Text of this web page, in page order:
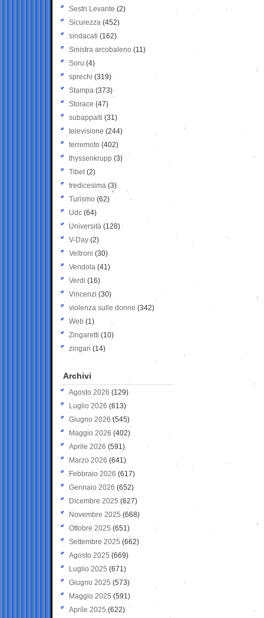
Sestri Levante (2)
Sicurezza (452)
sindacati (162)
Sinistra arcobaleno (11)
Soru (4)
sprechi (319)
Stampa (373)
Storace (47)
subappalti (31)
televisione(244)
terremoto (402)
thyssenkrupp (3)
Tibet(2)
tredicesima (3)
Turismo (62)
Udc (64)
Università (128)
V-Day (2)
Veltroni (30)
Vendola (41)
Verdi (16)
Vincenzi (30)
violenza sulle donne (342)
Web (1)
Zingaretti (10)
zingari (14)
Archivi
Agosto 2026 (129)
Luglio 2026 (613)
Giugno 2026 (545)
Maggio 2026 (402)
Aprile 2026 (591)
Marzo 2026 (641)
Febbraio 2026 (617)
Gennaio 2026 (652)
Dicembre 2025 (627)
Novembre 2025 (668)
Ottobre 2025 (651)
Settembre 2025 (662)
Agosto 2025 (669)
Luglio 2025 (671)
Giugno 2025 (573)
Maggio 2025 (591)
Aprile 2025 (622)